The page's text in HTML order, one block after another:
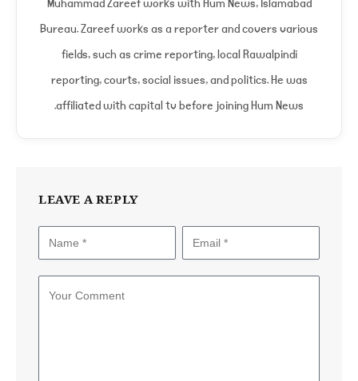
Bureau. Zareef works as a reporter and covers various
fields, such as crime reporting, local Rawalpindi
reporting, courts, social issues, and politics. He was
affiliated with capital tv before joining Hum News.
LEAVE A REPLY